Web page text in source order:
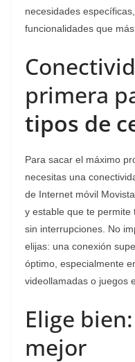
necesidades
funcionalidades que más
primera
tipos de
Para sacar el máximo
necesitas una
de Internet móvil
y estable que te permite
sin interrupciones. No
elijas: una conexión
óptimo, especialmente
videollamadas o juegos
Elige
mejor